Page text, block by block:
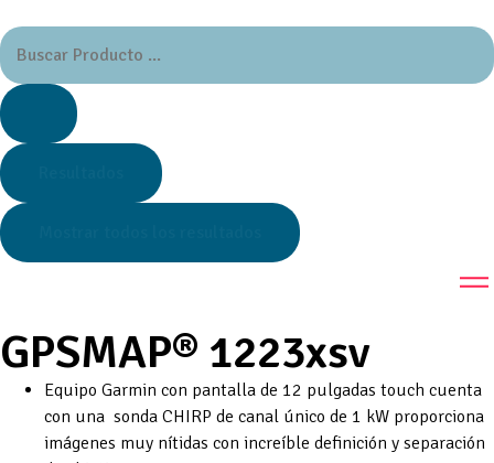
GPSMAP® 1223xsv
Equipo Garmin con pantalla de 12 pulgadas touch cuenta
con una sonda CHIRP de canal único de 1 kW proporciona
imágenes muy nítidas con increíble definición y separación